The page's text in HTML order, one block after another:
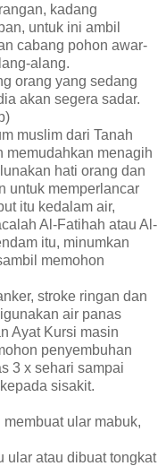
kadang
untuk ini ambil
cabang pohon awar-
alang.
orang yang sedang
akan segera sadar.
muslim dari Tanah
memudahkan menagih
hati orang dan
untuk memperlancar
itu kedalam air,
Al-Fatihah atau Al-
itu, minumkan
memohon
stroke ringan dan
air panas
Ayat Kursi masin
penyembuhan
3 x sehari sampai
sisakit.
ular mabuk,
ular atau dibuat tongkat